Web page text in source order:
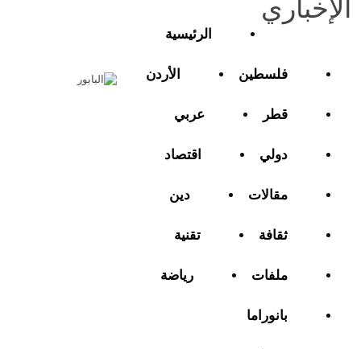
الإخباري
الرئيسية
فلسطين الأردن
قطر عربي
دولي اقتصاد
مقالات دين
ثقافة تقنية
ملفات رياضة
بانوراما